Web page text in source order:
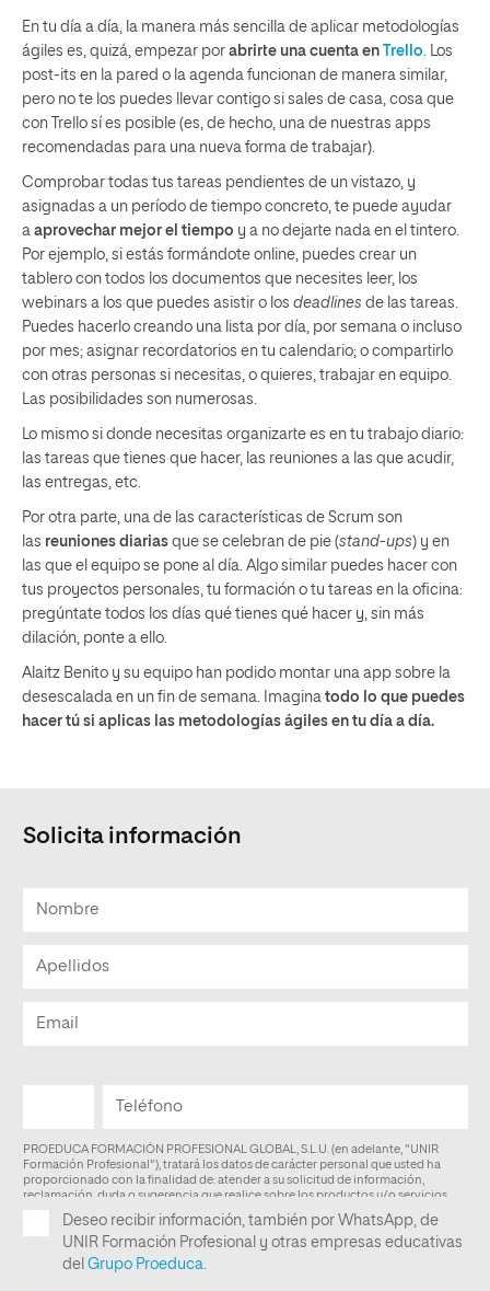
En tu día a día, la manera más sencilla de aplicar metodologías
ágiles es, quizá, empezar por abrirte una cuenta en Trello . Los
post-its en la pared o la agenda funcionan de manera similar,
pero no te los puedes llevar contigo si sales de casa, cosa que
con Trello sí es posible (es, de hecho, una de nuestras apps
recomendadas para una nueva forma de trabajar).
Comprobar todas tus tareas pendientes de un vistazo, y
asignadas a un período de tiempo concreto, te puede ayudar
a aprovechar mejor el tiempo y a no dejarte nada en el tintero.
Por ejemplo, si estás formándote online, puedes crear un
tablero con todos los documentos que necesites leer, los
webinars a los que puedes asistir o los deadlines de las tareas.
Puedes hacerlo creando una lista por día, por semana o incluso
por mes; asignar recordatorios en tu calendario; o compartirlo
con otras personas si necesitas, o quieres, trabajar en equipo.
Las posibilidades son numerosas.
Lo mismo si donde necesitas organizarte es en tu trabajo diario:
las tareas que tienes que hacer, las reuniones a las que acudir,
las entregas, etc.
Por otra parte, una de las características de Scrum son
las reuniones diarias que se celebran de pie (stand-ups) y en
las que el equipo se pone al día. Algo similar puedes hacer con
tus proyectos personales, tu formación o tu tareas en la oficina:
pregúntate todos los días qué tienes qué hacer y, sin más
dilación, ponte a ello.
Alaitz Benito y su equipo han podido montar una app sobre la
desescalada en un fin de semana. Imagina todo lo que puedes
hacer tú si aplicas las metodologías ágiles en tu día a día.
Solicita información